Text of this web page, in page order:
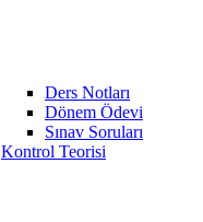
Ders Notları
Dönem Ödevi
Sınav Soruları
Kontrol Teorisi